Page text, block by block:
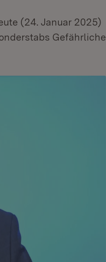
(24. Januar 2025)
Gefährliche